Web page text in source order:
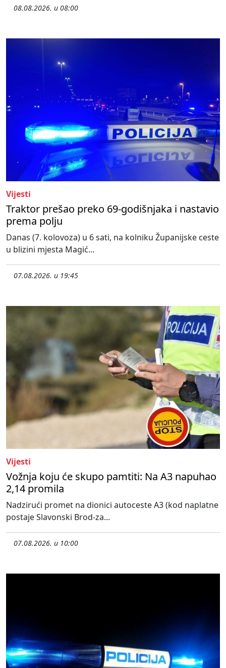
08.08.2026. u 08:00
Vijesti
Traktor prešao preko 69-godišnjaka i nastavio
prema polju
Danas (7. kolovoza) u 6 sati, na kolniku Županijske ceste
u blizini mjesta Magić...
07.08.2026. u 19:45
Vijesti
Vožnja koju će skupo pamtiti: Na A3 napuhao
2,14 promila
Nadzirući promet na dionici autoceste A3 (kod naplatne
postaje Slavonski Brod-za...
07.08.2026. u 10:00